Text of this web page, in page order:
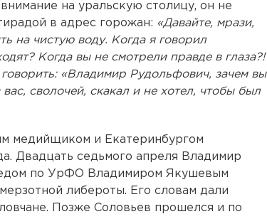
на уральскую столицу, он не
в адрес горожан: «Давайте, мрази,
на чистую воду. Когда я говорил
Когда вы не смотрели правде в глаза?!
«Владимир Рудольфович, зачем вы
сволочей, скакал и не хотел, чтобы был
медийщиком и Екатеринбургом
Двадцать седьмого апреля Владимир
по УрФО Владимиром Якушевым
либероты. Его словам дали
Позже Соловьев прошелся и по